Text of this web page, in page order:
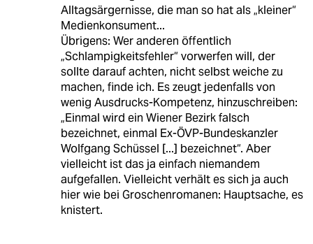
Alltagsärgernisse, die man so hat als „kleiner“
Medienkonsument...
Übrigens: Wer anderen öffentlich
„Schlampigkeitsfehler“ vorwerfen will, der
sollte darauf achten, nicht selbst weiche zu
machen, finde ich. Es zeugt jedenfalls von
wenig Ausdrucks-Kompetenz, hinzuschreiben:
„Einmal wird ein Wiener Bezirk falsch
bezeichnet, einmal Ex-ÖVP-Bundeskanzler
Wolfgang Schüssel [...] bezeichnet“. Aber
vielleicht ist das ja einfach niemandem
aufgefallen. Vielleicht verhält es sich ja auch
hier wie bei Groschenromanen: Hauptsache, es
knistert.